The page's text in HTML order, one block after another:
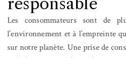
Les consommateurs sont de
l’environnement et à l’empreinte
sur notre planète. Une prise de